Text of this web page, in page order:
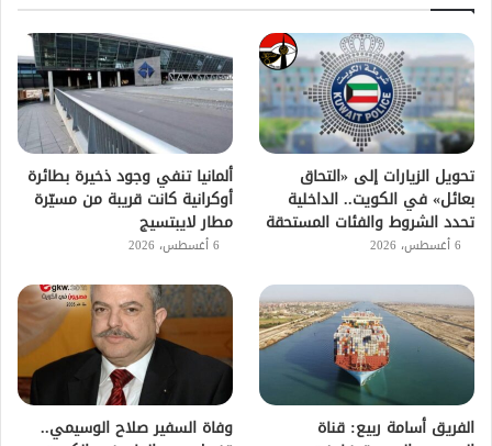
تحويل الزيارات إلى «التحاق
بعائل» في الكويت.. الداخلية
تحدد الشروط والفئات المستحقة
6 أغسطس، 2026
ألمانيا تنفي وجود ذخيرة بطائرة
أوكرانية كانت قريبة من مسيّرة
مطار لايبتسيج
6 أغسطس، 2026
الفريق أسامة ربيع: قناة وفاة السفير صلاح الوسيمي..